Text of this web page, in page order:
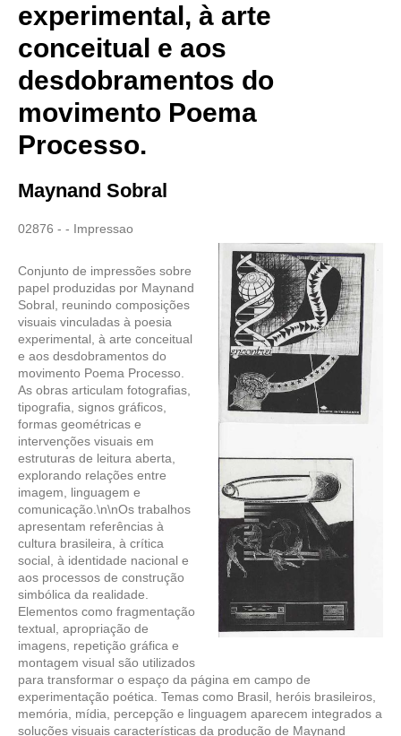
experimental, à arte
conceitual e aos
desdobramentos do
movimento Poema
Processo.
Maynand Sobral
02876 - - Impressao
Conjunto de impressões sobre
papel produzidas por Maynand
Sobral, reunindo composições
visuais vinculadas à poesia
experimental, à arte conceitual
e aos desdobramentos do
movimento Poema Processo.
As obras articulam fotografias,
tipografia, signos gráficos,
formas geométricas e
intervenções visuais em
estruturas de leitura aberta,
explorando relações entre
imagem, linguagem e
comunicação.\n\nOs trabalhos
apresentam referências à
cultura brasileira, à crítica
social, à identidade nacional e
aos processos de construção
simbólica da realidade.
Elementos como fragmentação
textual, apropriação de
imagens, repetição gráfica e
montagem visual são utilizados
para transformar o espaço da página em campo de
experimentação poética. Temas como Brasil, heróis brasileiros,
memória, mídia, percepção e linguagem aparecem integrados a
soluções visuais características da produção de Maynand